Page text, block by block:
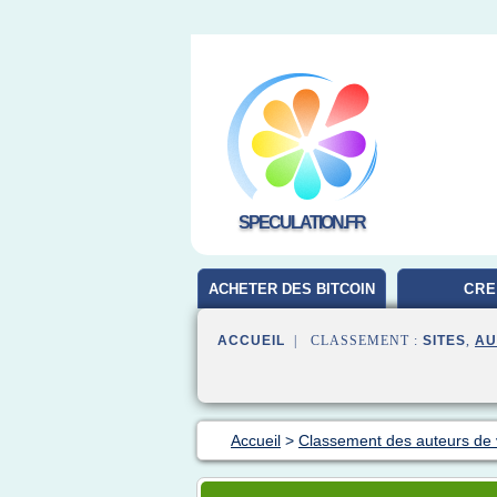
SPECULATION.FR
ACHETER DES BITCOIN
ACCUEIL | CLASSEMENT : SITES,
Accueil > Classement des auteurs